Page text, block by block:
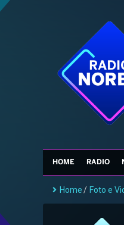
HOME RADIO
Home/ Foto e